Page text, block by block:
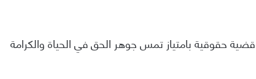
حقوقية بامتياز تمس جوهر الحق في الحياة والكرامة